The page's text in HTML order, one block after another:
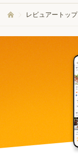
レビュアートップ